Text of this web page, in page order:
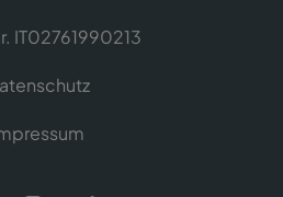
IT02761990213